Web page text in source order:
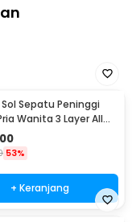
sepatu khusus.
produk ini:
Invisible Height
Sepatu Peninggi
Wanita 3 Layer All
53%
+ Keranjang